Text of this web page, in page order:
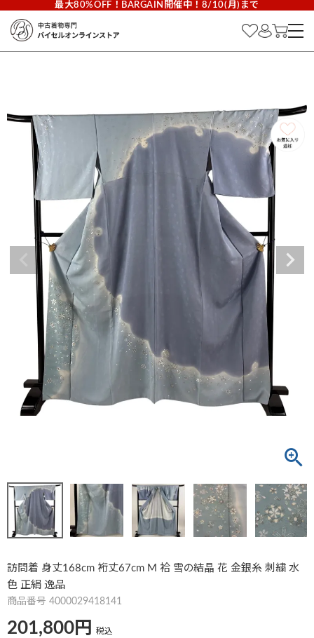
最大80%OFF！BARGAIN開催中！8/10(月)まで
訪問着 身丈168cm 裄丈67cm M 袷 雪の結晶 花 金銀糸 刺繍 水
色 正絹 逸品
商品番号 4000029418141
201,800 税込